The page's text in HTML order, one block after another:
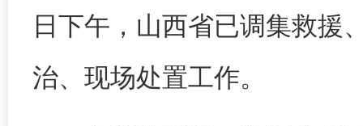
日下午，山西省已调集救援
治、现场处置工作。